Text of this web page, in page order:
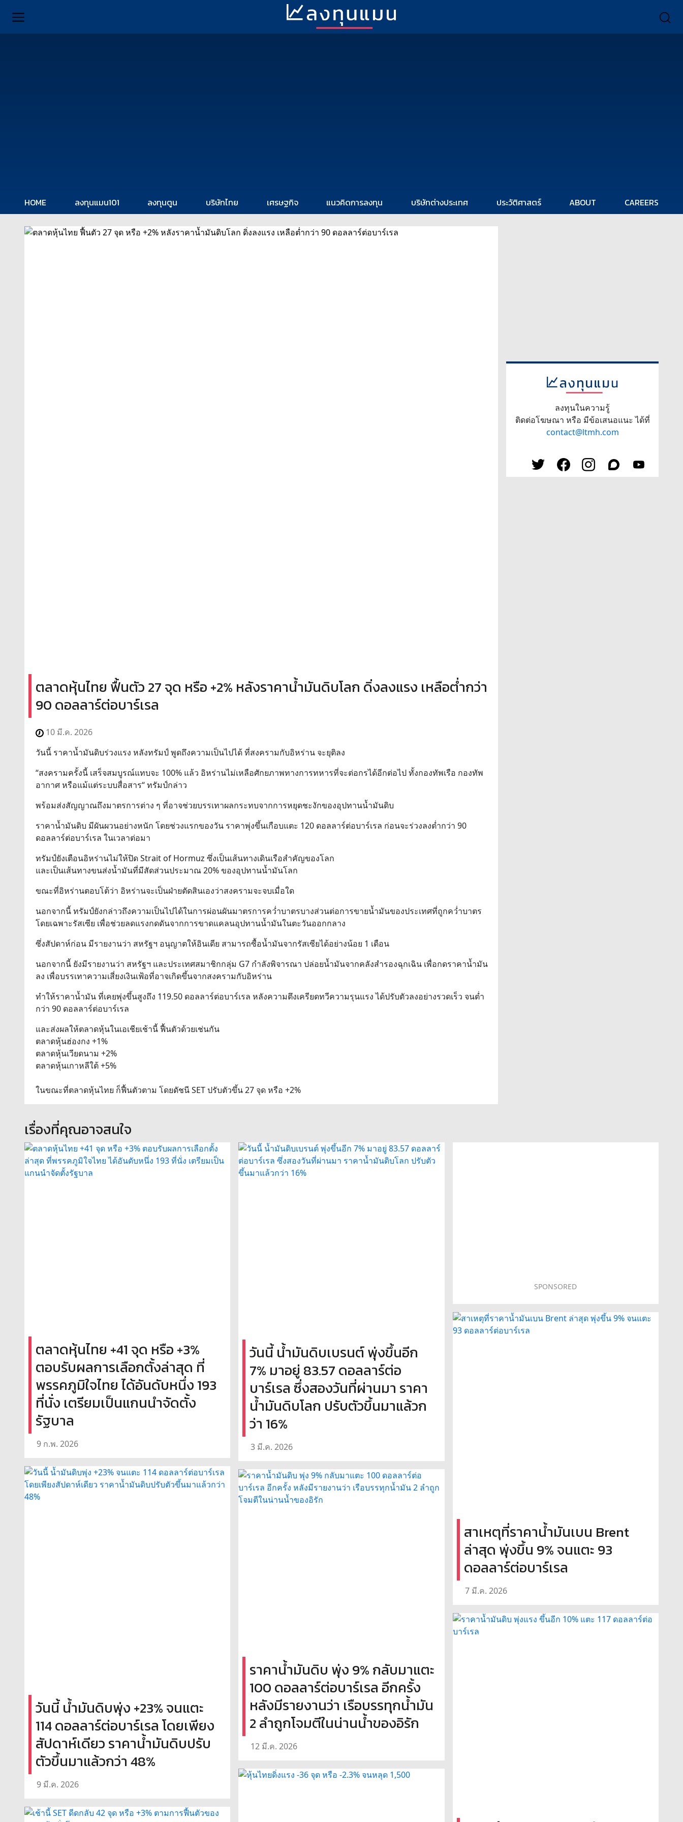
HOME ลงทุนแมน101 ลงทุนตูน บริษัทไทย เศรษฐกิจ แนวคิดการลงทุน บริษัทต่างประเทศ ประวัติศาสตร์ ABOUT CAREERS
ตลาดหุ้นไทย ฟื้นตัว 27 จุด หรือ +2% หลังราคาน้ำมันดิบโลก ดิ่งลงแรง เหลือต่ำกว่า
90 ดอลลาร์ต่อบาร์เรล
10 มี.ค. 2026
วันนี้ ราคาน้ำมันดิบร่วงแรง หลังทรัมป์ พูดถึงความเป็นไปได้ ที่สงครามกับอิหร่าน จะยุติลง
“สงครามครั้งนี้ เสร็จสมบูรณ์แทบจะ 100% แล้ว อิหร่านไม่เหลือศักยภาพทางการทหารที่จะต่อกรได้อีกต่อไป ทั้งกองทัพเรือ กองทัพ
อากาศ หรือแม้แต่ระบบสื่อสาร“ ทรัมป์กล่าว
พร้อมส่งสัญญาณถึงมาตรการต่าง ๆ ที่อาจช่วยบรรเทาผลกระทบจากการหยุดชะงักของอุปทานน้ำมันดิบ
ราคาน้ำมันดิบ มีผันผวนอย่างหนัก โดยช่วงแรกของวัน ราคาพุ่งขึ้นเกือบแตะ 120 ดอลลาร์ต่อบาร์เรล ก่อนจะร่วงลงต่ำกว่า 90
ดอลลาร์ต่อบาร์เรล ในเวลาต่อมา
ทรัมป์ยังเตือนอิหร่านไม่ให้ปิด Strait of Hormuz ซึ่งเป็นเส้นทางเดินเรือสำคัญของโลก
และเป็นเส้นทางขนส่งน้ำมันที่มีสัดส่วนประมาณ 20% ของอุปทานน้ำมันโลก
ขณะที่อิหร่านตอบโต้ว่า อิหร่านจะเป็นฝ่ายตัดสินเองว่าสงครามจะจบเมื่อใด
นอกจากนี้ ทรัมป์ยังกล่าวถึงความเป็นไปได้ในการผ่อนผันมาตรการคว่ำบาตรบางส่วนต่อการขายน้ำมันของประเทศที่ถูกคว่ำบาตร
โดยเฉพาะรัสเซีย เพื่อช่วยลดแรงกดดันจากการขาดแคลนอุปทานน้ำมันในตะวันออกกลาง
ซึ่งสัปดาห์ก่อน มีรายงานว่า สหรัฐฯ อนุญาตให้อินเดีย สามารถซื้อน้ำมันจากรัสเซียได้อย่างน้อย 1 เดือน
นอกจากนี้ ยังมีรายงานว่า สหรัฐฯ และประเทศสมาชิกกลุ่ม G7 กำลังพิจารณา ปล่อยน้ำมันจากคลังสำรองฉุกเฉิน เพื่อกดราคาน้ำมัน
ลง เพื่อบรรเทาความเสี่ยงเงินเฟ้อที่อาจเกิดขึ้นจากสงครามกับอิหร่าน
ทำให้ราคาน้ำมัน ที่เคยพุ่งขึ้นสูงถึง 119.50 ดอลลาร์ต่อบาร์เรล หลังความตึงเครียดทวีความรุนแรง ได้ปรับตัวลงอย่างรวดเร็ว จนต่ำ
กว่า 90 ดอลลาร์ต่อบาร์เรล
และส่งผลให้ตลาดหุ้นในเอเชียเช้านี้ ฟื้นตัวด้วยเช่นกัน
ตลาดหุ้นฮ่องกง +1%
ตลาดหุ้นเวียดนาม +2%
ตลาดหุ้นเกาหลีใต้ +5%
ในขณะที่ตลาดหุ้นไทย ก็ฟื้นตัวตาม โดยดัชนี SET ปรับตัวขึ้น 27 จุด หรือ +2%
ลงทุนในความรู้
ติดต่อโฆษณา หรือ มีข้อเสนอแนะ ได้ที่
contact@ltmh.com
เรื่องที่คุณอาจสนใจ
ตลาดหุ้นไทย +41 จุด หรือ +3%
ตอบรับผลการเลือกตั้งล่าสุด ที่
พรรคภูมิใจไทย ได้อันดับหนึ่ง 193
ที่นั่ง เตรียมเป็นแกนนำจัดตั้ง
รัฐบาล
9 ก.พ. 2026
วันนี้ น้ำมันดิบเบรนต์ พุ่งขึ้นอีก
7% มาอยู่ 83.57 ดอลลาร์ต่อ
บาร์เรล ซึ่งสองวันที่ผ่านมา ราคา
น้ำมันดิบโลก ปรับตัวขึ้นมาแล้วก
ว่า 16%
3 มี.ค. 2026
SPONSORED
สาเหตุที่ราคาน้ำมันเบน Brent
ล่าสุด พุ่งขึ้น 9% จนแตะ 93
ดอลลาร์ต่อบาร์เรล
7 มี.ค. 2026
วันนี้ น้ำมันดิบพุ่ง +23% จนแตะ
114 ดอลลาร์ต่อบาร์เรล โดยเพียง
สัปดาห์เดียว ราคาน้ำมันดิบปรับ
ตัวขึ้นมาแล้วกว่า 48%
9 มี.ค. 2026
ราคาน้ำมันดิบ พุ่ง 9% กลับมาแตะ
100 ดอลลาร์ต่อบาร์เรล อีกครั้ง
หลังมีรายงานว่า เรือบรรทุกน้ำมัน
2 ลำถูกโจมตีในน่านน้ำของอิรัก
12 มี.ค. 2026